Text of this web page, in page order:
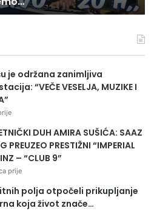
je održana zanimljiva
“VEČE VESELJA, MUZIKE I
DUH AMIRA SUŠIĆA: SAAZ
PREUZEO PRESTIŽNI “IMPERIAL
– “CLUB 9”
prije
polja otpočeli prikupljanje
koja život znače…